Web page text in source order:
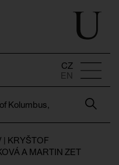
CZ
EN
Kolumbus,
| KRYŠTOF
A MARTIN ZET